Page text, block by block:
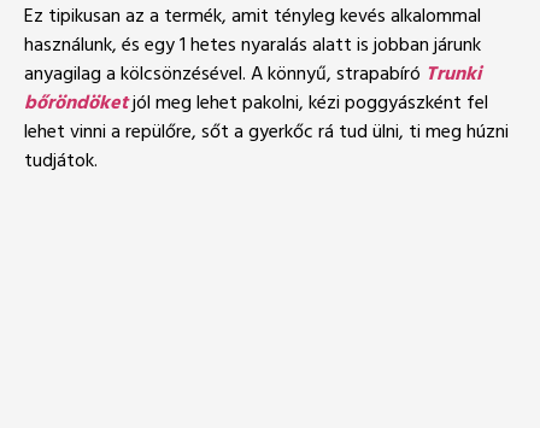
Ez tipikusan az a termék, amit tényleg kevés alkalommal
használunk, és egy 1 hetes nyaralás alatt is jobban járunk
anyagilag a kölcsönzésével. A könnyű, strapabíró Trunki
bőröndöketjól meg lehet pakolni, kézi poggyászként fel
lehet vinni a repülőre, sőt a gyerkőc rá tud ülni, ti meg húzni
tudjátok.